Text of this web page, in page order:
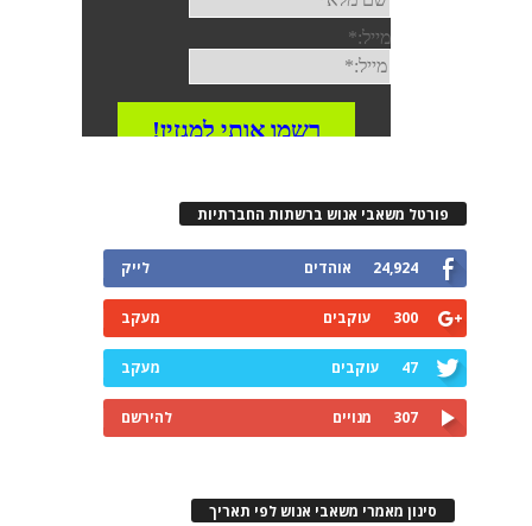
פורטל משאבי אנוש ברשתות החברתיות
24,924 אוהדים לייק
300 עוקבים מעקב
47 עוקבים מעקב
307 מנויים להירשם
סינון מאמרי משאבי אנוש לפי תאריך